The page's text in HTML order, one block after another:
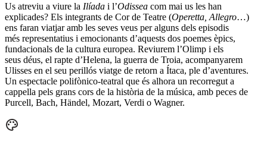
Us atreviu a viure la Ilíada i l’Odissea com mai us les han
explicades? Els integrants de Cor de Teatre (Operetta, Allegro…)
ens faran viatjar amb les seves veus per alguns dels episodis
més representatius i emocionants d’aquests dos poemes èpics,
fundacionals de la cultura europea. Reviurem l’Olimp i els
seus déus, el rapte d’Helena, la guerra de Troia, acompanyarem
Ulisses en el seu perillós viatge de retorn a Ítaca, ple d’aventures.
Un espectacle polifònico-teatral que és alhora un recorregut a
cappella pels grans cors de la història de la música, amb peces de
Purcell, Bach, Händel, Mozart, Verdi o Wagner.